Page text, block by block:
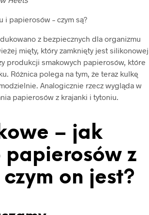
i papierosów – czym są?
z bezpiecznych dla organizmu
mięty, który zamknięty jest silikonowej
produkcji smakowych papierosów, które
Różnica polega na tym, że teraz kulkę
Analogicznie rzecz wygląda w
papierosów z krajanki i tytoniu.
– jak
z
on jest?